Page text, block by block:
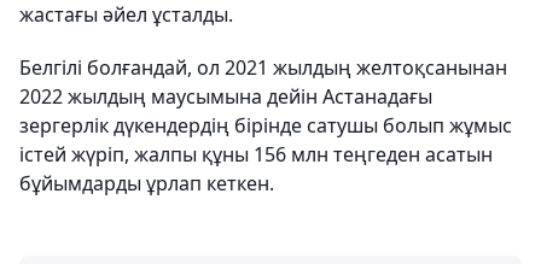
жастағы әйел ұсталды.
Белгілі болғандай, ол 2021 жылдың желтоқсанынан
2022 жылдың маусымына дейін Астанадағы
зергерлік дүкендердің бірінде сатушы болып жұмыс
істей жүріп, жалпы құны 156 млн теңгеден асатын
бұйымдарды ұрлап кеткен.